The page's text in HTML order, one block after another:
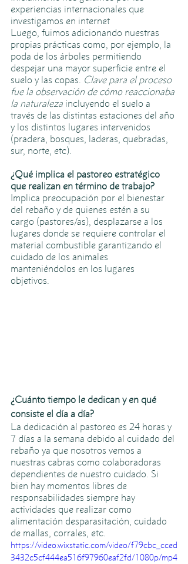
experiencias internacionales que
investigamos en internet
Luego, fuimos adicionando nuestras
propias prácticas como, por ejemplo, la
poda de los árboles permitiendo
despejar una mayor superficie entre el
suelo y las copas. Clave para el proceso
fue la observación de cómo reaccionaba
la naturaleza incluyendo el suelo a
través de las distintas estaciones del año
y los distintos lugares intervenidos
(pradera, bosques, laderas, quebradas,
sur, norte, etc).
¿Qué implica el pastoreo estratégico
que realizan en término de trabajo?
Implica preocupación por el bienestar
del rebaño y de quienes estén a su
cargo (pastores/as), desplazarse a los
lugares donde se requiere controlar el
material combustible garantizando el
cuidado de los animales
manteniéndolos en los lugares
objetivos.
¿Cuánto tiempo le dedican y en qué
consiste el día a día?
La dedicación al pastoreo es 24 horas y
7 días a la semana debido al cuidado del
rebaño ya que nosotros vemos a
nuestras cabras como colaboradoras
dependientes de nuestro cuidado. Si
bien hay momentos libres de
responsabilidades siempre hay
actividades que realizar como
alimentación desparasitación, cuidado
de mallas, corrales, etc.
https://video.wixstatic.com/video/f79cbc_cced
3432c5cf444ea516f97960eaf2fd/1080p/mp4